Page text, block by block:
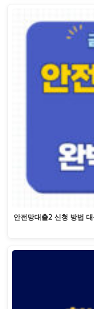
안전망대출2 신청 방법